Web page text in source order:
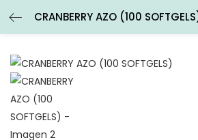
CRANBERRY AZO (100
ENTRAR
Introduce tu nombre de usuario y
sesión.